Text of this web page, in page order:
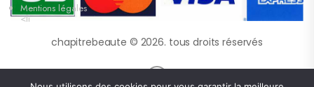
Mentions légales
<li
chapitrebeaute © 2026. tous droits réservés